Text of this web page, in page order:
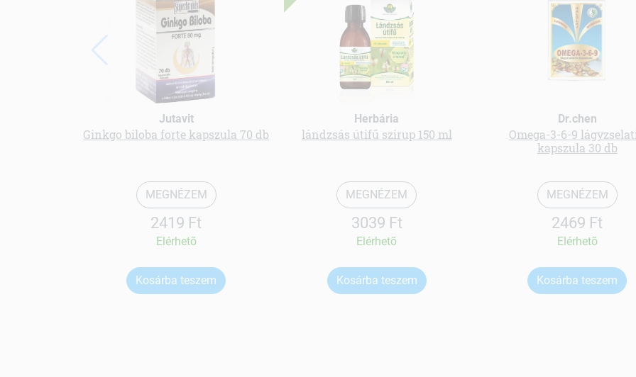
Jutavit
Ginkgo biloba forte kapszula 70 db
MEGNÉZEM
2419 Ft
Elérhetõ
Kosárba teszem
Herbária
lándzsás útifű szirup 150 ml
MEGNÉZEM
3039 Ft
Elérhetõ
Kosárba teszem
Dr.chen
Omega-3-6-9
kapszula 30 db
MEGNÉZEM
2469 Ft
Elérhetõ
Kosárba teszem